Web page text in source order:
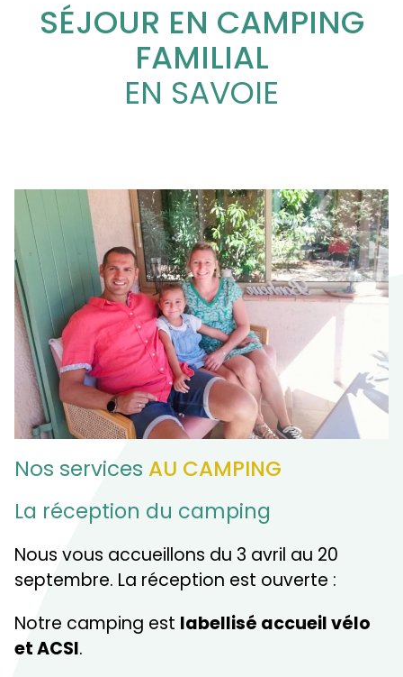
SÉJOUR EN CAMPING
FAMILIAL
EN SAVOIE
Nos services AU CAMPING
La réception du camping
Nous vous accueillons du 3 avril au 20
septembre. La réception est ouverte :
Notre camping est labellisé accueil vélo
et ACSI.